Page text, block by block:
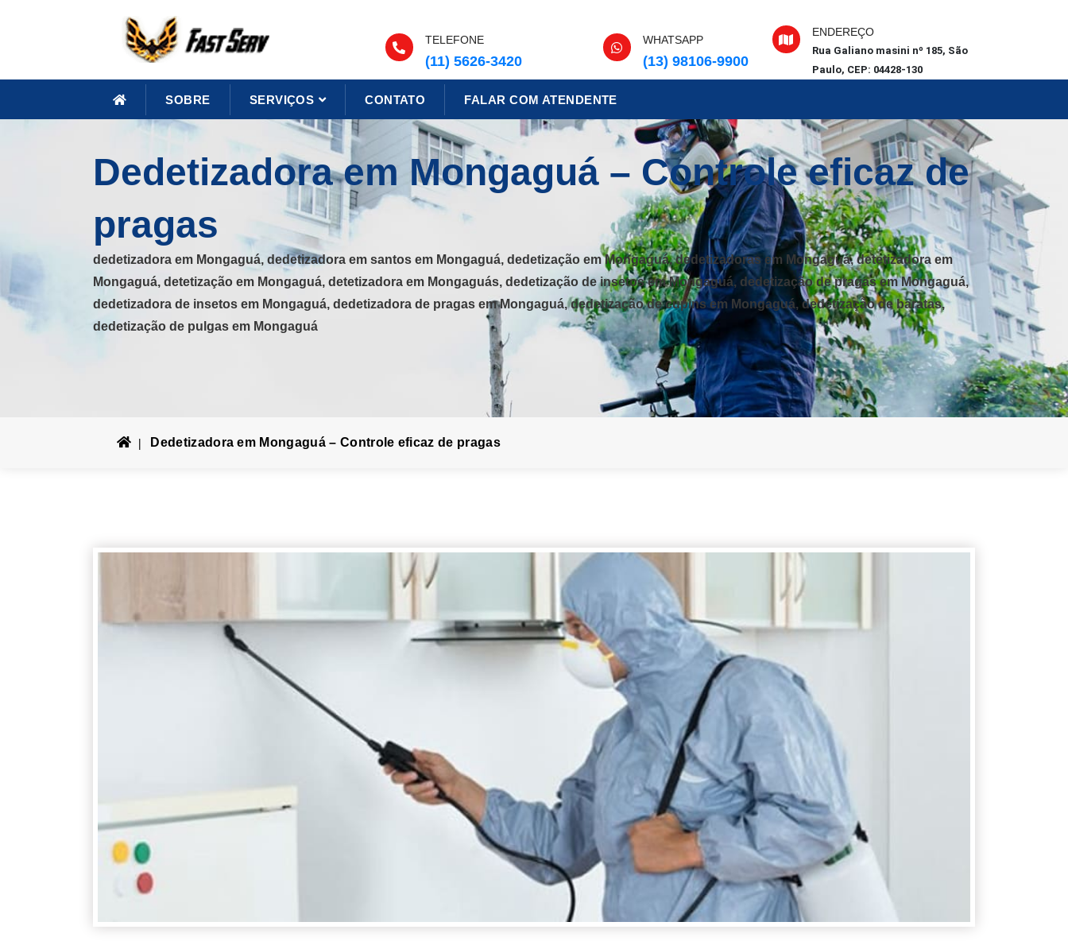
TELEFONE
(11) 5626-3420
WHATSAPP
(13) 98106-9900
ENDEREÇO
Rua Galiano masini nº 185, São
Paulo, CEP: 04428-130
SOBRE SERVIÇOS CONTATO FALAR COM ATENDENTE
Dedetizadora em Mongaguá – Controle eficaz de
pragas
dedetizadora em Mongaguá, dedetizadora em santos em Mongaguá, dedetização em Mongaguá, dedetizadoras em Mongaguá, detetizadora em
Mongaguá, detetização em Mongaguá, detetizadora em Mongaguás, dedetização de insetos em Mongaguá, dedetização de pragas em Mongaguá,
dedetizadora de insetos em Mongaguá, dedetizadora de pragas em Mongaguá, dedetização de cupins em Mongaguá, dedetização de baratas,
dedetização de pulgas em Mongaguá
Dedetizadora em Mongaguá – Controle eficaz de pragas